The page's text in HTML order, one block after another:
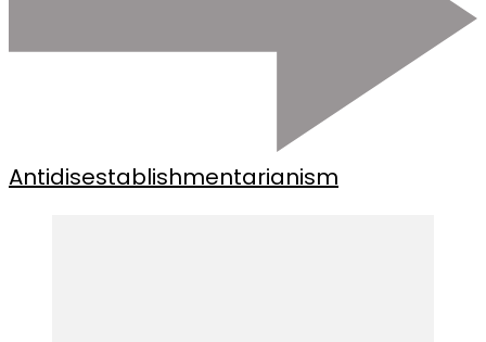
Antidisestablishmentarianism